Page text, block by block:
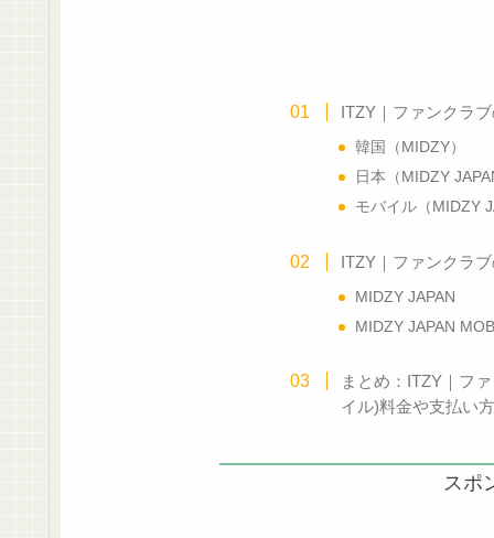
ITZY｜ファンクラ
韓国（MIDZY）
日本（MIDZY
モバイル（MIDZY
ITZY｜ファンクラ
MIDZY JAPAN
MIDZY JAPAN
まとめ：ITZY｜フ
イル)料金や支払い
スポ